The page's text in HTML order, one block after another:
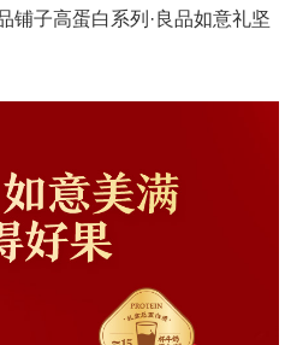
铺子高蛋白系列·良品如意礼坚